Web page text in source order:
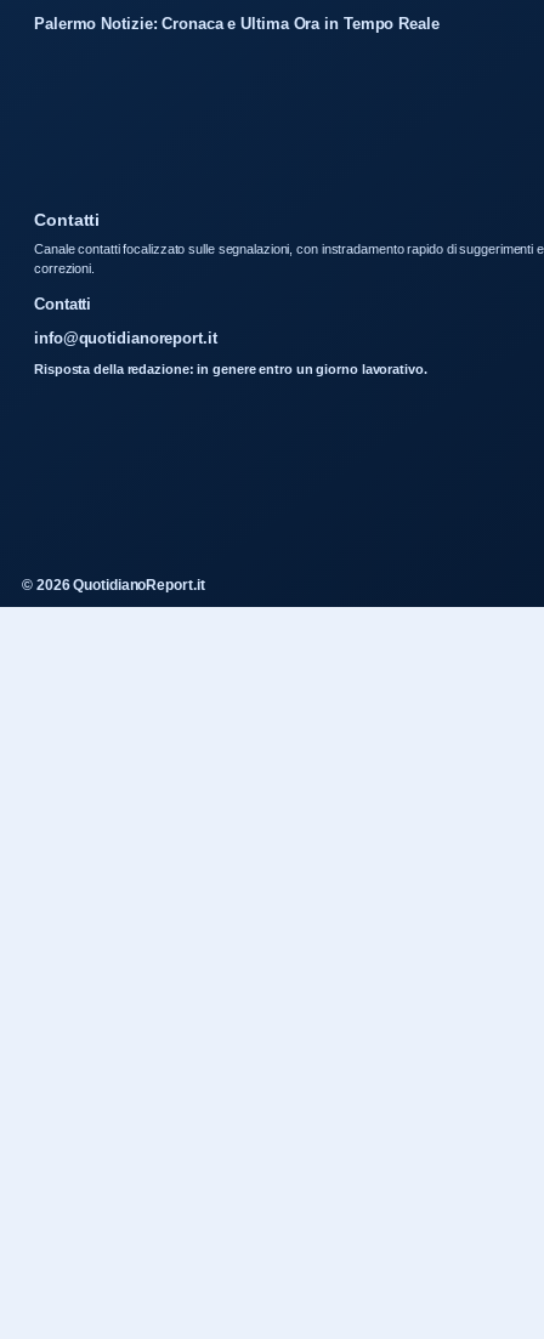
Palermo Notizie: Cronaca e Ultima Ora in Tempo Reale
Contatti
Canale contatti focalizzato sulle segnalazioni, con instradamento rapido di suggerimenti e
correzioni.
Contatti
info@quotidianoreport.it
Risposta della redazione: in genere entro un giorno lavorativo.
© 2026 QuotidianoReport.it